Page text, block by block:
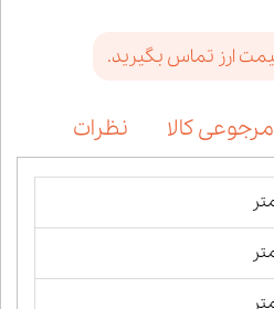
ارز تماس بگیرید.
مرجوعی کالا نظرات